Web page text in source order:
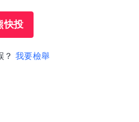
快投
？ 我要檢舉